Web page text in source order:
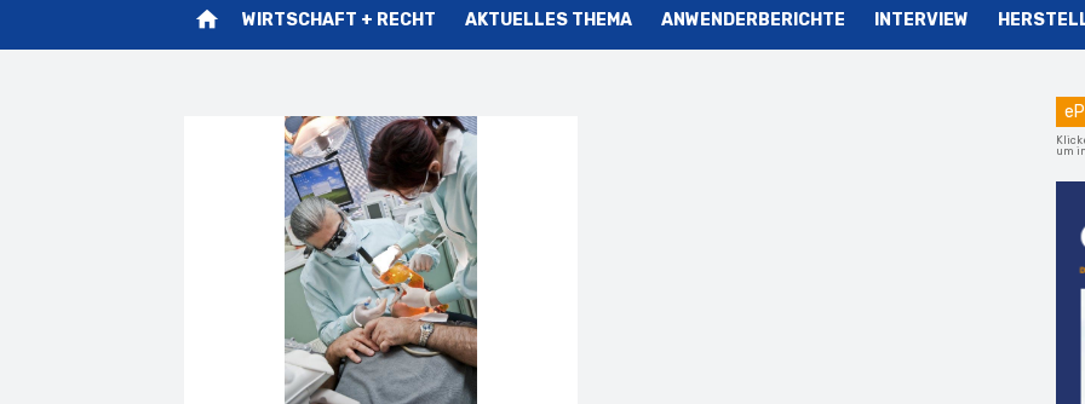
home WIRTSCHAFT + RECHT AKTUELLES THEMA ANWENDERBERICHTE INTERVIEW
um